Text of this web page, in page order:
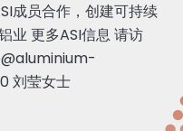
成员合作，创建可持续
业 更多ASI信息 请访
刘莹女士